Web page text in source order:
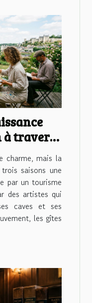
à travers
charme, mais la
saisons une
par un tourisme
des artistes qui
caves et ses
les gîtes